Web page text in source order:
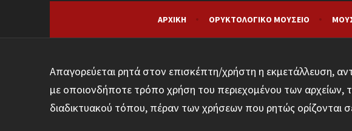
ΑΡΧΙΚΉ ΟΡΥΚΤΟΛΟΓΙΚΌ ΜΟΥΣΕΊΟ
Απαγορεύεται ρητά στον επισκέπτη/χρήστη η εκμετάλλευση,
με οποιονδήποτε τρόπο χρήση του περιεχομένου των
διαδικτυακού τόπου, πέραν των χρήσεων που ρητώς